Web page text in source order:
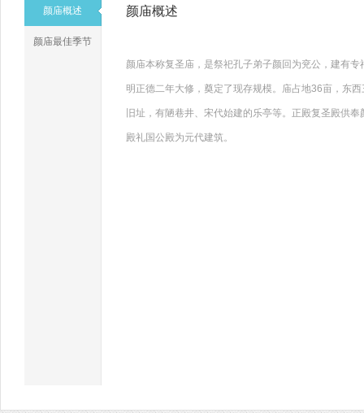
颜庙概述
颜庙最佳季节
颜庙概述
颜庙本称复圣庙，是祭祀孔子弟子颜回为兖公，建有
明正德二年大修，奠定了现存规模。庙占地36亩，东
旧址，有陋巷井、宋代始建的乐亭等。正殿复圣殿供
殿礼国公殿为元代建筑。